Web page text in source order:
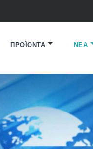
ΠΡΟΪΌΝΤΑ ΝΈΑ